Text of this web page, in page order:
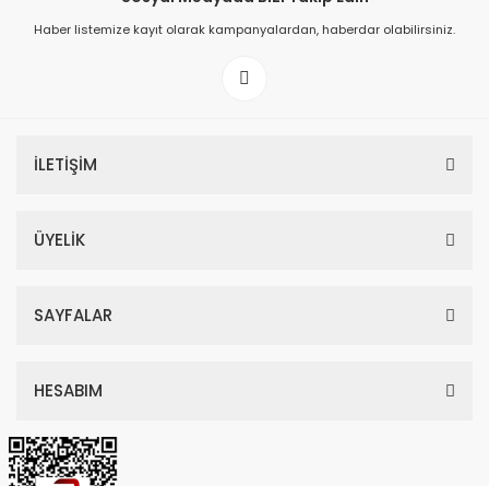
149,00 TL
Haber listemize kayıt olarak kampanyalardan, haberdar olabilirsiniz.
İLETİŞİM
ÜYELİK
SAYFALAR
HESABIM